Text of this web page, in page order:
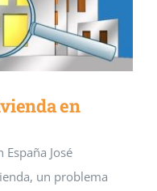
en
José
un problema